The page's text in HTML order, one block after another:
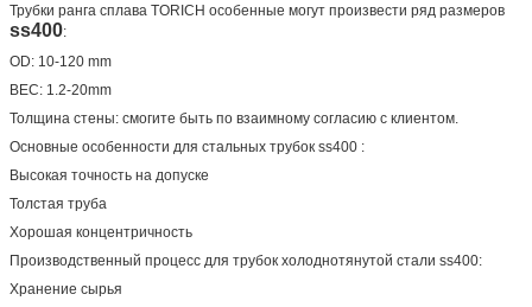
Трубки ранга сплава TORICH особенные могут произвести ряд размеров
ss400:
OD: 10-120 mm
ВЕС: 1.2-20mm
Толщина стены: смогите быть по взаимному согласию с клиентом.
Основные особенности для стальных трубок ss400 :
Высокая точность на допуске
Толстая труба
Хорошая концентричность
Производственный процесс для трубок холоднотянутой стали ss400:
Хранение сырья